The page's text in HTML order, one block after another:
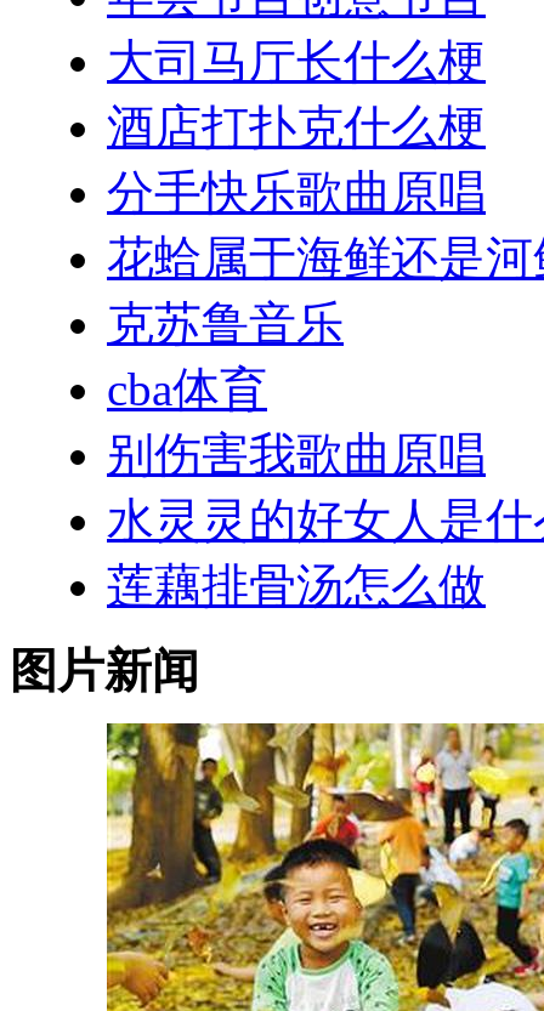
大司马厅长什么梗
酒店打扑克什么梗
分手快乐歌曲原唱
花蛤属于海鲜还是河
克苏鲁音乐
cba体育
别伤害我歌曲原唱
水灵灵的好女人是
莲藕排骨汤怎么做
图片新闻